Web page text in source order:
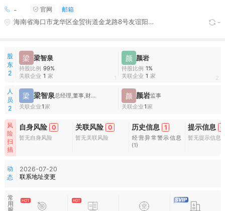
- 官网 邮箱
海南省海口市龙华区金贸街道金龙路8号友谊阳光城3楼1029号 -
股
东
2
梁 梁智泉
持股比例 99%
关联企业 1 家 1
颜 颜岩
持股比例 1%
关联企业 1 家 2
人
员
2
梁 梁智泉
总经理,董事,财务负责人
关联企业1家
颜 颜岩监事
关联企业1家
风
险
扫
描
自身风险 0
暂无自身风险
关联风险 0
暂无关联风险
历史信息 1
经营异常警示信息
(1)
提示信息 0
暂无提示信息
动
态
2026-07-20
联系地址变更
常
用